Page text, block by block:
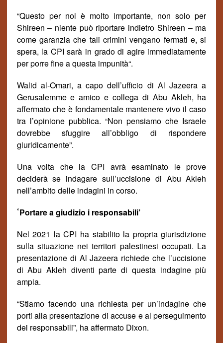
“Questo per noi è molto importante, non solo per
Shireen – niente può riportare indietro Shireen – ma
come garanzia che tali crimini vengano fermati e, si
spera, la CPI sarà in grado di agire immediatamente
per porre fine a questa impunità“.
Walid al-Omari, a capo dell’ufficio di Al Jazeera a
Gerusalemme e amico e collega di Abu Akleh, ha
affermato che è fondamentale mantenere vivo il caso
tra l’opinione pubblica. “Non pensiamo che Israele
dovrebbe sfuggire all’obbligo di rispondere
giuridicamente”.
Una volta che la CPI avràesaminato le prove
decideràse indagare sull’uccisione di Abu Akleh
nell’ambito delle indagini in corso.
‘Portare a giudizio i responsabili’
Nel 2021 la CPI ha stabilito la propria giurisdizione
sulla situazione nei territori palestinesi occupati. La
presentazione di Al Jazeera richiede che l’uccisione
di Abu Akleh diventi parte di questa indagine più
ampia.
“Stiamo facendo una richiesta per un’indagine che
porti alla presentazione di accuse e al perseguimento
dei responsabili”, ha affermato Dixon.